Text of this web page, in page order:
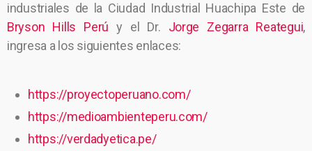
industriales de la Ciudad Industrial Huachipa Este de
Bryson Hills Perú y el Dr. Jorge Zegarra Reategui,
ingresa a los siguientes enlaces:
https://proyectoperuano.com/
https://medioambienteperu.com/
https://verdadyetica.pe/